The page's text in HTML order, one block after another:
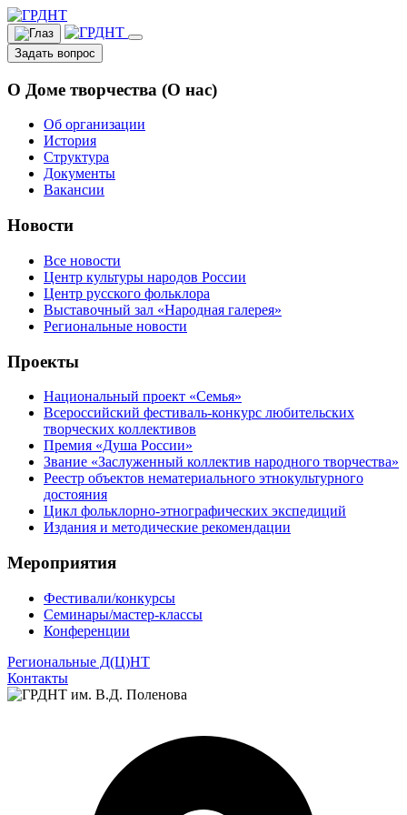
Задать вопрос
О Доме творчества (О нас)
Об организации
История
Структура
Документы
Вакансии
Новости
Все новости
Центр культуры народов России
Центр русского фольклора
Выставочный зал «Народная галерея»
Региональные новости
Проекты
Национальный проект «Семья»
Всероссийский фестиваль-конкурс любительских
творческих коллективов
Премия «Душа России»
Звание «Заслуженный коллектив народного творчества»
Реестр объектов нематериального этнокультурного
достояния
Цикл фольклорно-этнографических экспедиций
Издания и методические рекомендации
Мероприятия
Фестивали/конкурсы
Семинары/мастер-классы
Конференции
Региональные Д(Ц)НТ
Контакты